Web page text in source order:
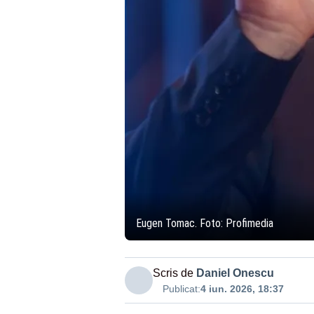
Eugen Tomac. Foto: Profimedia
Scris de Daniel Onescu
Publicat:4 iun. 2026, 18:37